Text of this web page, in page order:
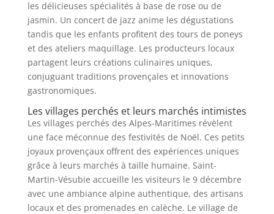
les délicieuses spécialités à base de rose ou de
jasmin. Un concert de jazz anime les dégustations
tandis que les enfants profitent des tours de poneys
et des ateliers maquillage. Les producteurs locaux
partagent leurs créations culinaires uniques,
conjuguant traditions provençales et innovations
gastronomiques.
Les villages perchés et leurs marchés intimistes
Les villages perchés des Alpes-Maritimes révèlent
une face méconnue des festivités de Noël. Ces petits
joyaux provençaux offrent des expériences uniques
grâce à leurs marchés à taille humaine. Saint-
Martin-Vésubie accueille les visiteurs le 9 décembre
avec une ambiance alpine authentique, des artisans
locaux et des promenades en calèche. Le village de